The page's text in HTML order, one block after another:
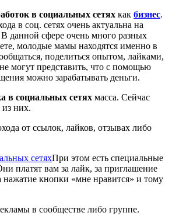
в социальных сетях как бизнес.
в соц. сетях очень актуальна на
данной сфере очень много разных
молодые мамы находятся именно в
поделиться опытом, лайками,
могут представить, что с помощью
можно зарабатывать деньги.
в социальных сетях масса. Сейчас
из них.
от ссылок, лайков, отзывах либо
При этом есть специальные
платят вам за лайк, за приглашение
нажатие кнопки «мне нравится» и тому
в сообществе либо группе.